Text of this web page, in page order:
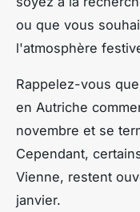
ou que vous
l'atmosphère
Rappelez-vous
en Autriche
novembre et se
Cependant,
Vienne, restent
janvier.